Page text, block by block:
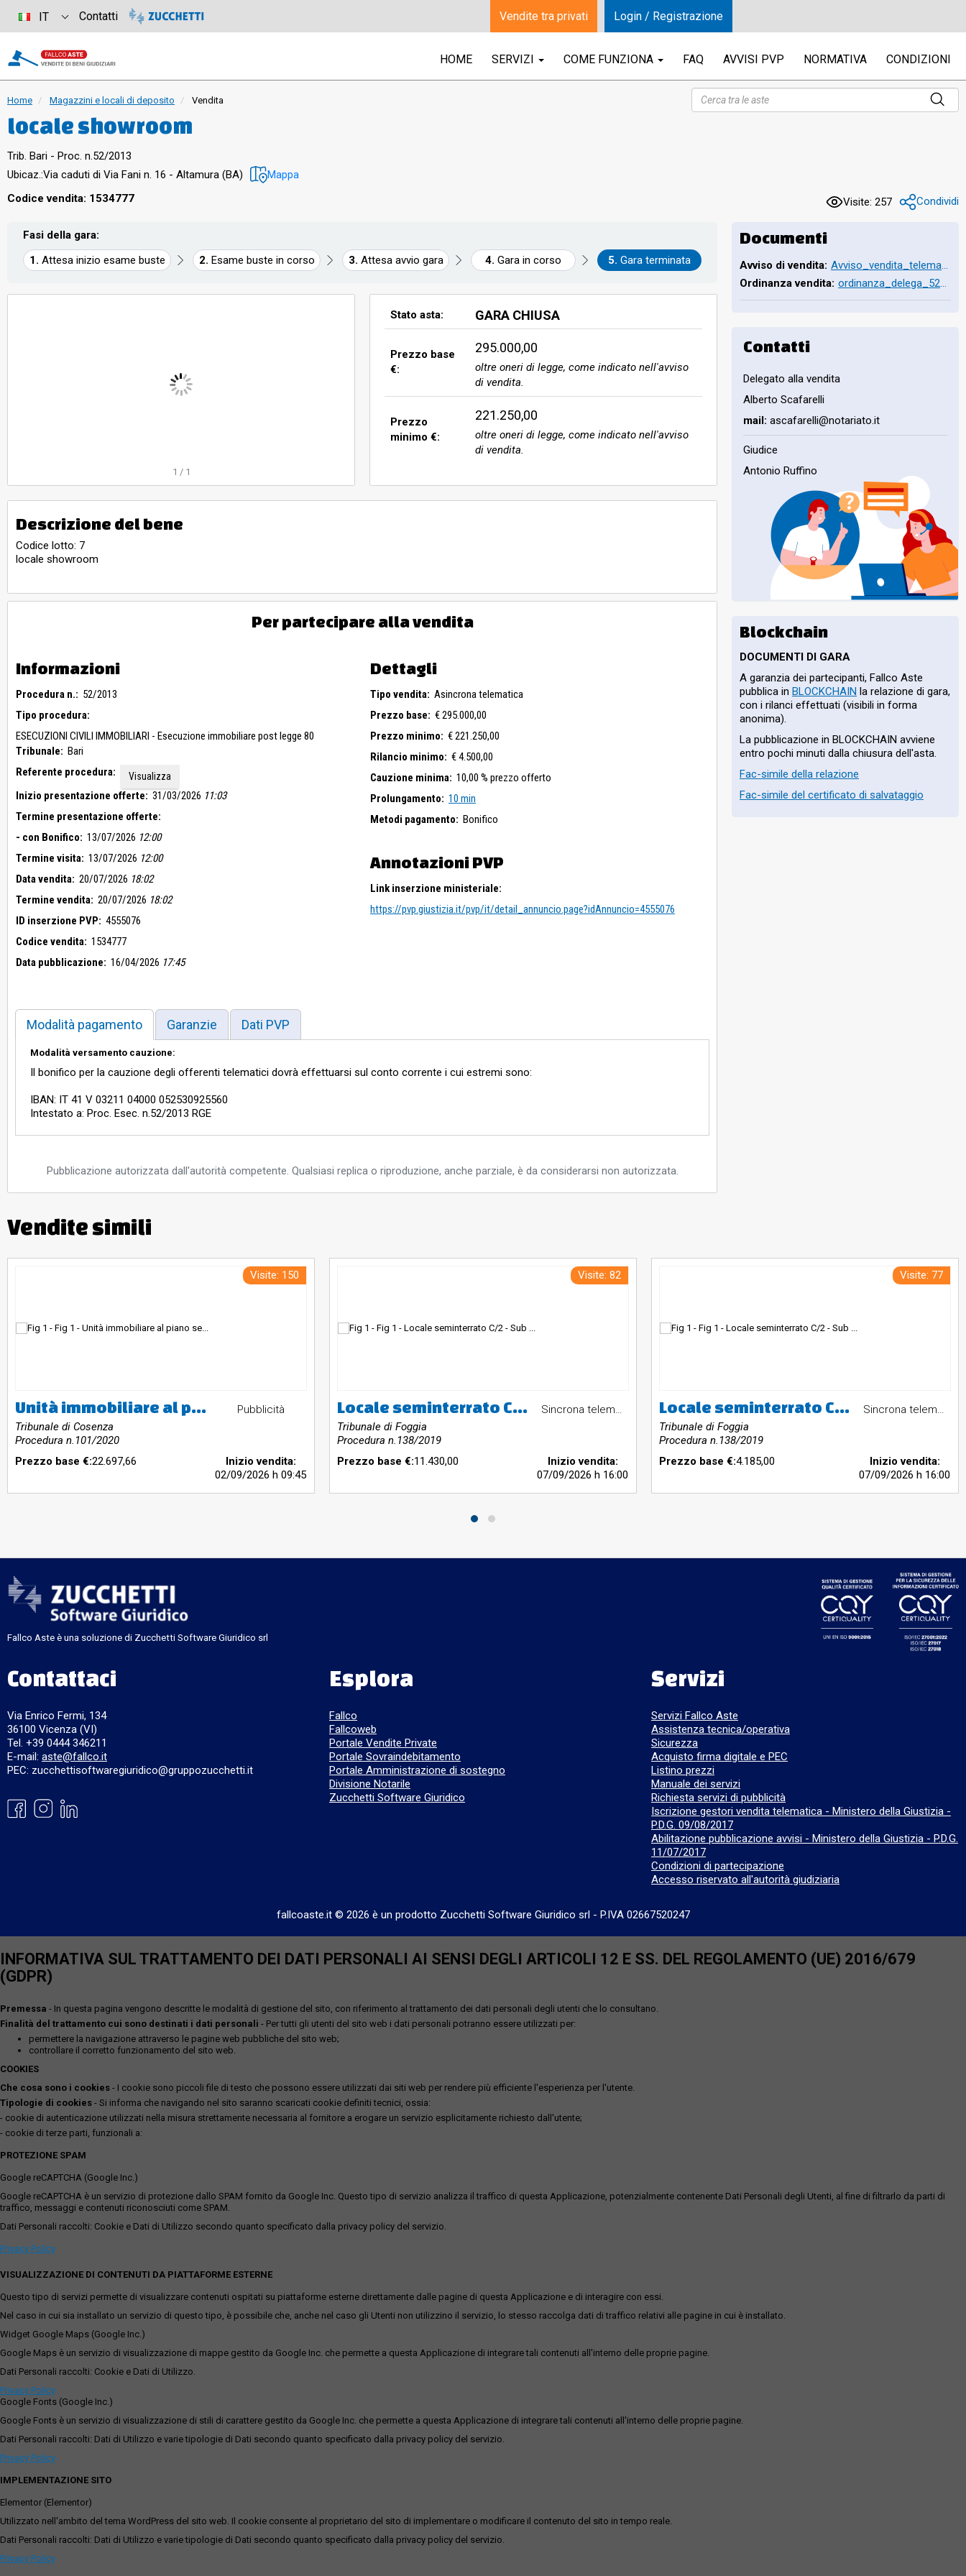
HOME SERVIZI COME FUNZIONA FAQ AVVISI PVP NORMATIVA CONDIZIONI
Home Magazzini e locali di deposito Vendita
locale showroom
Trib. Bari - Proc. n.52/2013
Ubicaz.:Via caduti di Via Fani n. 16 - Altamura (BA) Mappa
Codice vendita: 1534777 Visite: 257 Condividi
Fasi della gara:
Attesa inizio esame buste
Esame buste in corso Attesa avvio gara Gara in corso Gara terminata
1 / 1
Stato asta: GARA CHIUSA
Prezzo base
€:
295.000,00
oltre oneri di legge, come indicato nell'avviso
di vendita.
Prezzo
minimo €:
221.250,00
oltre oneri di legge, come indicato nell'avviso
di vendita.
Descrizione del bene
Codice lotto: 7
locale showroom
Per partecipare alla vendita
Informazioni
Procedura n.: 52/2013
Tipo procedura:
ESECUZIONI CIVILI IMMOBILIARI - Esecuzione immobiliare post legge 80
Tribunale: Bari
Referente procedura:
Visualizza
Inizio presentazione offerte: 31/03/2026 11:03
Termine presentazione offerte:
- con Bonifico: 13/07/2026 12:00
Termine visita: 13/07/2026 12:00
Data vendita: 20/07/2026 18:02
Termine vendita: 20/07/2026 18:02
ID inserzione PVP: 4555076
Codice vendita: 1534777
Data pubblicazione: 16/04/2026 17:45
Dettagli
Tipo vendita: Asincrona telematica
Prezzo base: € 295.000,00
Prezzo minimo: € 221.250,00
Rilancio minimo: € 4.500,00
Cauzione minima: 10,00 % prezzo offerto
Prolungamento: 10 min
Metodi pagamento: Bonifico
Annotazioni PVP
Link inserzione ministeriale:
https://pvp.giustizia.it/pvp/it/detail_annuncio.page?idAnnuncio=4555076
Modalità pagamento Garanzie Dati PVP
Modalità versamento cauzione:
Il bonifico per la cauzione degli offerenti telematici dovrà effettuarsi sul conto corrente i cui estremi sono:
IBAN: IT 41 V 03211 04000 052530925560
Intestato a: Proc. Esec. n.52/2013 RGE
Pubblicazione autorizzata dall'autorità competente. Qualsiasi replica o riproduzione, anche parziale, è da considerarsi non autorizzata.
Documenti
Avviso di vendita:
Ordinanza vendita:
Contatti
Delegato alla vendita
Alberto Scafarelli
mail: ascafarelli@notariato.it
Giudice
Antonio Ruffino
Blockchain
DOCUMENTI DI GARA
A garanzia dei partecipanti, Fallco Aste
pubblica in BLOCKCHAIN la relazione di gara,
con i rilanci effettuati (visibili in forma
anonima).
La pubblicazione in BLOCKCHAIN avviene
entro pochi minuti dalla chiusura dell'asta.
Fac-simile della relazione
Fac-simile del certificato di salvataggio
Vendite simili
Visite: 150
Unità immobiliare al piano seminterrato, costituita da una cantina/dispensa, un bagnetto privo di aperture, una tavernetta in cui è presente un caminetto, un ambiente adibito a deposito e sala hobby. Dall’esterno si accede all’intercapedine/ locale di sgombero non rifinita utilizzata come deposito. È da sottoporre a sanatoria urbanistico strutturale. La sanatoria strutturale va ad interessare l’intero fabbricato.
Tribunale di Cosenza
Procedura n.101/2020
Pubblicità
Prezzo base €:22.697,66
Inizio vendita:
02/09/2026h 09:45
Visite: 82
Locale seminterrato C/2 - Sub 17 - Bari Via Sagarriga Visconti 172
Tribunale di Foggia
Procedura n.138/2019
Sincrona telematica
Prezzo base €:11.430,00
Inizio vendita:
07/09/2026h 16:00
Visite: 77
Locale seminterrato C/2 - Sub 18 - Bari Via Sagarriga Visconti 172
Tribunale di Foggia
Procedura n.138/2019
Sincrona telematica
Prezzo base €:4.185,00
Inizio vendita:
07/09/2026h 16:00
Fallco Aste è una soluzione di Zucchetti Software Giuridico srl
Contattaci
Via Enrico Fermi, 134
36100 Vicenza (VI)
Tel. +39 0444 346211
E-mail: aste@fallco.it
PEC: zucchettisoftwaregiuridico@gruppozucchetti.it
Esplora
Fallco
Fallcoweb
Portale Vendite Private
Portale Sovraindebitamento
Portale Amministrazione di sostegno
Divisione Notarile
Zucchetti Software Giuridico
Servizi
Servizi Fallco Aste
Assistenza tecnica/operativa
Sicurezza
Acquisto firma digitale e PEC
Listino prezzi
Manuale dei servizi
Richiesta servizi di pubblicità
Iscrizione gestori vendita telematica - Ministero della Giustizia -
P.D.G. 09/08/2017
Abilitazione pubblicazione avvisi - Ministero della Giustizia - P.D.G.
11/07/2017
Condizioni di partecipazione
Accesso riservato all'autorità giudiziaria
fallcoaste.it © 2026 è un prodotto Zucchetti Software Giuridico srl - P.IVA 02667520247
IT Contatti Vendite tra privati Login / Registrazione
INFORMATIVA SUL TRATTAMENTO DEI DATI PERSONALI AI SENSI DEGLI ARTICOLI 12 E SS. DEL REGOLAMENTO (UE) 2016/679
(GDPR)
Premessa - In questa pagina vengono descritte le modalità di gestione del sito, con riferimento al trattamento dei dati personali degli utenti che lo consultano.
Finalità del trattamento cui sono destinati i dati personali - Per tutti gli utenti del sito web i dati personali potranno essere utilizzati per:
permettere la navigazione attraverso le pagine web pubbliche del sito web;
controllare il corretto funzionamento del sito web.
COOKIES
Che cosa sono i cookies - I cookie sono piccoli file di testo che possono essere utilizzati dai siti web per rendere più efficiente l'esperienza per l'utente.
Tipologie di cookies - Si informa che navigando nel sito saranno scaricati cookie definiti tecnici, ossia:
- cookie di autenticazione utilizzati nella misura strettamente necessaria al fornitore a erogare un servizio esplicitamente richiesto dall'utente;
- cookie di terze parti, funzionali a:
PROTEZIONE SPAM
Google reCAPTCHA (Google Inc.)
Google reCAPTCHA è un servizio di protezione dallo SPAM fornito da Google Inc. Questo tipo di servizio analizza il traffico di questa Applicazione, potenzialmente contenente Dati Personali degli Utenti, al fine di filtrarlo da parti di
traffico, messaggi e contenuti riconosciuti come SPAM.
Dati Personali raccolti: Cookie e Dati di Utilizzo secondo quanto specificato dalla privacy policy del servizio.
Privacy Policy
VISUALIZZAZIONE DI CONTENUTI DA PIATTAFORME ESTERNE
Questo tipo di servizi permette di visualizzare contenuti ospitati su piattaforme esterne direttamente dalle pagine di questa Applicazione e di interagire con essi.
Nel caso in cui sia installato un servizio di questo tipo, è possibile che, anche nel caso gli Utenti non utilizzino il servizio, lo stesso raccolga dati di traffico relativi alle pagine in cui è installato.
Widget Google Maps (Google Inc.)
Google Maps è un servizio di visualizzazione di mappe gestito da Google Inc. che permette a questa Applicazione di integrare tali contenuti all'interno delle proprie pagine.
Dati Personali raccolti: Cookie e Dati di Utilizzo.
Privacy Policy
Google Fonts (Google Inc.)
Google Fonts è un servizio di visualizzazione di stili di carattere gestito da Google Inc. che permette a questa Applicazione di integrare tali contenuti all'interno delle proprie pagine.
Dati Personali raccolti: Dati di Utilizzo e varie tipologie di Dati secondo quanto specificato dalla privacy policy del servizio.
Privacy Policy
IMPLEMENTAZIONE SITO
Elementor (Elementor)
Utilizzato nell'ambito del tema WordPress del sito web. Il cookie consente al proprietario del sito di implementare o modificare il contenuto del sito in tempo reale.
Dati Personali raccolti: Dati di Utilizzo e varie tipologie di Dati secondo quanto specificato dalla privacy policy del servizio.
Privacy Policy